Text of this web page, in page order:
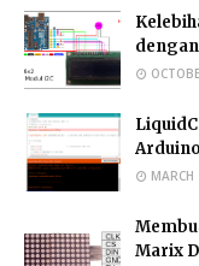
Arduino
Marix